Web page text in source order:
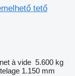
tető
à vide 5.600 kg
1.150 mm